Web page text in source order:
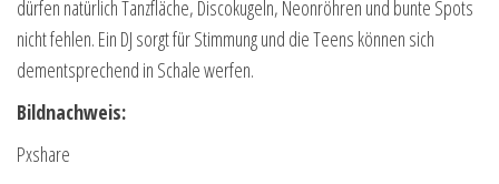
dürfen natürlich Tanzfläche, Discokugeln, Neonröhren und bunte Spots
nicht fehlen. Ein DJ sorgt für Stimmung und die Teens können sich
dementsprechend in Schale werfen.
Bildnachweis:
Pxshare